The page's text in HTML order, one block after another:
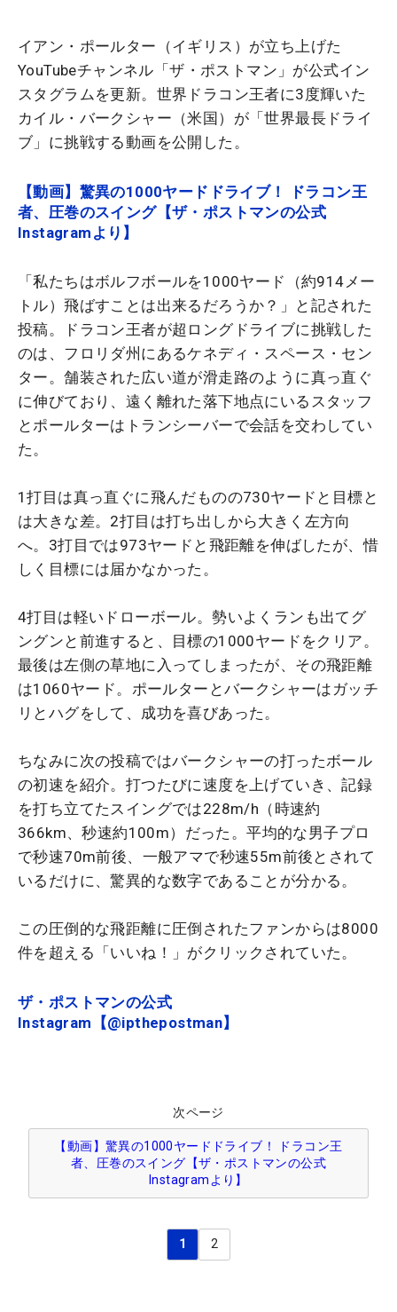
イアン・ポールター（イギリス）が立ち上げた
YouTubeチャンネル「ザ・ポストマン」が公式イン
スタグラムを更新。世界ドラコン王者に3度輝いた
カイル・バークシャー（米国）が「世界最長ドライ
ブ」に挑戦する動画を公開した。
【動画】驚異の1000ヤードドライブ！ ドラコン王
者、圧巻のスイング【ザ・ポストマンの公式
Instagramより】
「私たちはボルフボールを1000ヤード（約914メー
トル）飛ばすことは出来るだろうか？」と記された
投稿。ドラコン王者が超ロングドライブに挑戦した
のは、フロリダ州にあるケネディ・スペース・セン
ター。舗装された広い道が滑走路のように真っ直ぐ
に伸びており、遠く離れた落下地点にいるスタッフ
とポールターはトランシーバーで会話を交わしてい
た。
1打目は真っ直ぐに飛んだものの730ヤードと目標と
は大きな差。2打目は打ち出しから大きく左方向
へ。3打目では973ヤードと飛距離を伸ばしたが、惜
しく目標には届かなかった。
4打目は軽いドローボール。勢いよくランも出てグ
ングンと前進すると、目標の1000ヤードをクリア。
最後は左側の草地に入ってしまったが、その飛距離
は1060ヤード。ポールターとバークシャーはガッチ
リとハグをして、成功を喜びあった。
ちなみに次の投稿ではバークシャーの打ったボール
の初速を紹介。打つたびに速度を上げていき、記録
を打ち立てたスイングでは228m/h（時速約
366km、秒速約100m）だった。平均的な男子プロ
で秒速70m前後、一般アマで秒速55m前後とされて
いるだけに、驚異的な数字であることが分かる。
この圧倒的な飛距離に圧倒されたファンからは8000
件を超える「いいね！」がクリックされていた。
ザ・ポストマンの公式
Instagram【@ipthepostman】
次ページ
【動画】驚異の1000ヤードドライブ！ ドラコン王
者、圧巻のスイング【ザ・ポストマンの公式
Instagramより】
1 2